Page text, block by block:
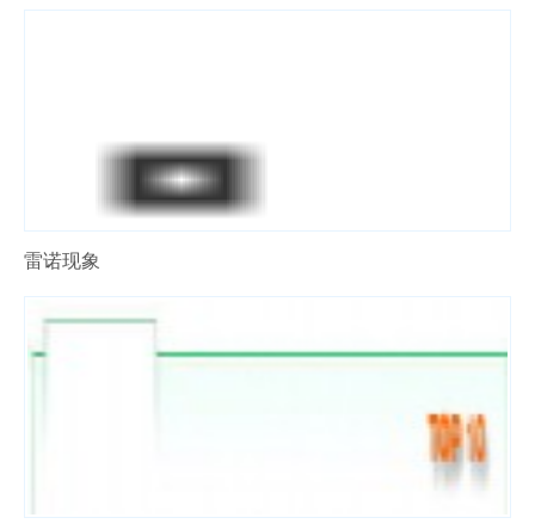
雷诺现象